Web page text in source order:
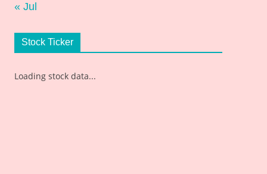
« Jul
Stock Ticker
Loading stock data...